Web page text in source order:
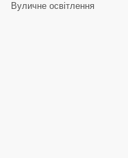
Вуличне освітлення